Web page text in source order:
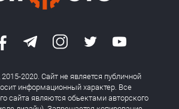
2015-2020. Сайт не является публичной
информационный характер. Все
сайта являются обьектами авторского